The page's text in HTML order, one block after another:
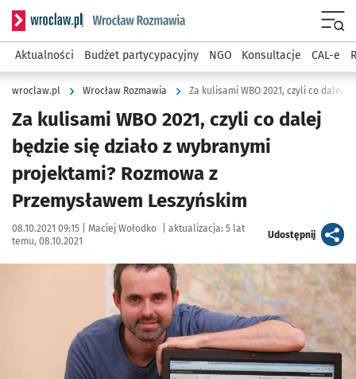
Serwis informacyjny wroclaw.pl podserwis: Rozmawia
Aktualności Budżet partycypacyjny NGO Konsultacje CAL-e
wroclaw.pl Wrocław Rozmawia
Za kulisami WBO 2021, czyli co dalej
będzie się działo z wybranymi
projektami? Rozmowa z
Przemysławem Leszyńskim
Data publikacji:
08.10.2021 09:15 | Autor:
Maciej Wołodko aktualizacja: 5 lat
temu, 08.10.2021
Udostępnijartykuł
Kliknij, aby powiększyć